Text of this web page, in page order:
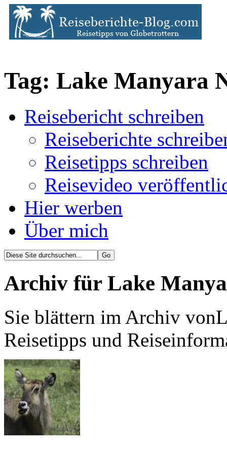
Tag: Lake Manyara
Reisebericht schreiben
Reiseberichte
Reisetipps schreiben
Reisevideo
Hier werben
Über mich
Archiv für Lake
Sie blättern im Archiv
Reisetipps und